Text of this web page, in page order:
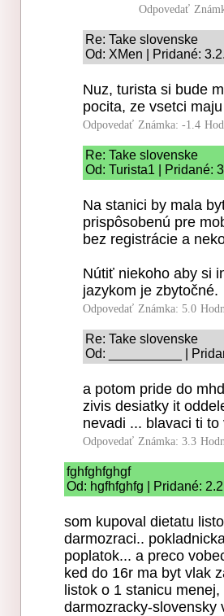
Odpovedať
Re: Take slovenske
Od: XMen | Pridané:
Nuz, turista si bude
pocita, ze vsetci
Odpovedať Známka: -1.4
Re: Take slovenske
Od: Turista1 | Pridané:
Na stanici by mala
prispôsobenú pre
bez registrácie a
Nútiť niekoho aby si
jazykom je zbytočné.
Odpovedať Známka: 5.0
Re: Take slovenske
Od: __________ |
a potom pride do
zivis desiatky it
nevadi ... blavaci ti
Odpovedať Známka: 3.3
fghfghfghgf
Od: hgfhfghfg | Pridané:
som kupoval dietatu
darmozraci..
poplatok... a preco
ked do 16r ma byt vlak
listok o 1 stanicu
darmozracky-slovensky